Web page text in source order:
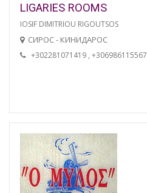
LIGARIES ROOMS
IOSIF DIMITRIOU RIGOUTSOS
СИРОС - КИНИДАРОС
+302281071419 , +306986115567